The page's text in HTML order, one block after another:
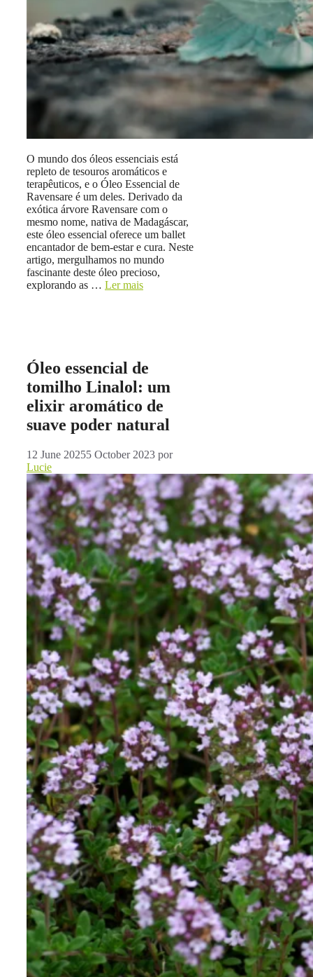
O mundo dos óleos essenciais está
repleto de tesouros aromáticos e
terapêuticos, e o Óleo Essencial de
Ravensare é um deles. Derivado da
exótica árvore Ravensare com o
mesmo nome, nativa de Madagáscar,
este óleo essencial oferece um ballet
encantador de bem-estar e cura. Neste
artigo, mergulhamos no mundo
fascinante deste óleo precioso,
explorando as … Ler mais
Óleo essencial de
tomilho Linalol: um
elixir aromático de
suave poder natural
12 June 20255 October 2023 por
Lucie